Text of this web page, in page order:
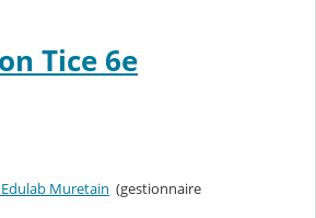
Tice 6e
Muretain (gestionnaire